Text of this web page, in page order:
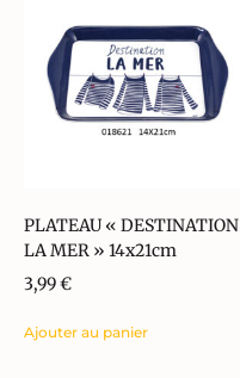
PLATEAU « DESTINATION
LA MER » 14x21cm
3,99€
Ajouter au panier